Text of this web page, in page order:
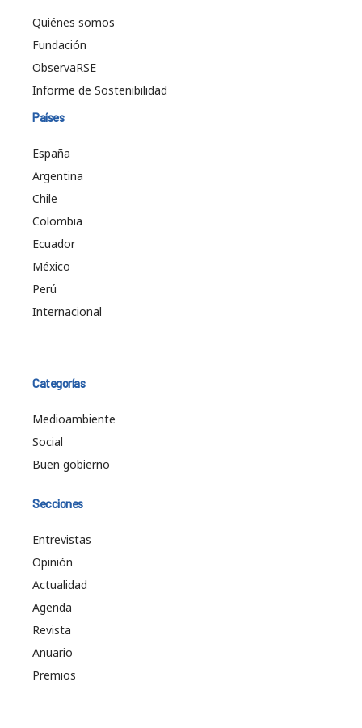
Quiénes somos
Fundación
ObservaRSE
Informe de Sostenibilidad
Países
España
Argentina
Chile
Colombia
Ecuador
México
Perú
Internacional
Categorías
Medioambiente
Social
Buen gobierno
Secciones
Entrevistas
Opinión
Actualidad
Agenda
Revista
Anuario
Premios